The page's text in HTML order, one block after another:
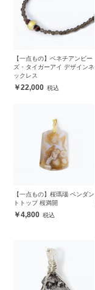
【一点もの】ベネチアンビー
ズ・タイガーアイ デザインネ
ックレス
22,000
【一点もの】桜瑪瑙 ペンダン
トトップ 桜満開
4,800